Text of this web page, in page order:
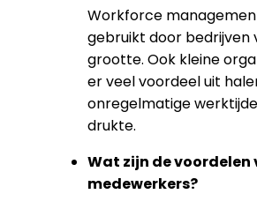
Workforce
gebruikt door bedrijven
grootte. Ook kleine
er veel voordeel uit
onregelmatige
drukte.
Wat zijn de voordelen
medewerkers?